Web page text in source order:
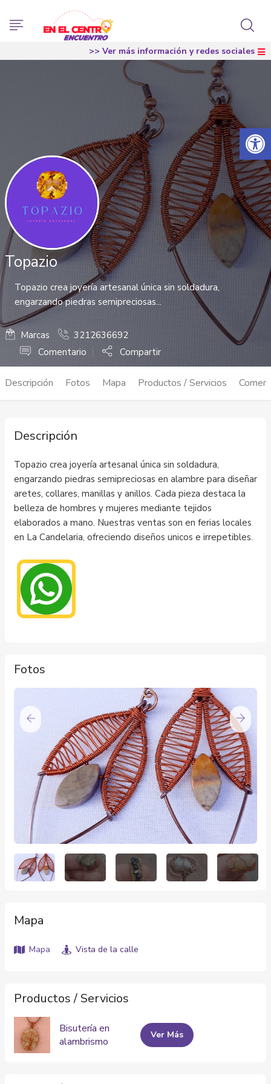
Abrir
>> Ver más información y redes sociales
Topazio
Topazio crea joyería artesanal única sin soldadura,
engarzando piedras semipreciosas...
Marcas
3212636692
Comentario
Compartir
Descripción Fotos Mapa Productos / Servicios
Descripción
Topazio crea joyería artesanal única sin soldadura,
engarzando piedras semipreciosas en alambre para diseñar
aretes, collares, manillas y anillos. Cada pieza destaca la
belleza de hombres y mujeres mediante tejidos
elaborados a mano. Nuestras ventas son en ferias locales
en La Candelaria, ofreciendo diseños unicos e irrepetibles.
Fotos
Mapa
Mapa Vista de la calle
Productos / Servicios
Bisutería en
alambrismo
Ver Más